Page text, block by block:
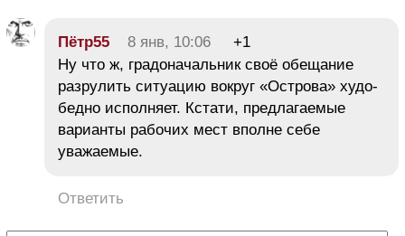
Пётр55 8 янв, 10:06
+1
Ну что ж, градоначальник своё обещание
разрулить ситуацию вокруг «Острова» худо-
бедно исполняет. Кстати, предлагаемые
варианты рабочих мест вполне себе
уважаемые.
Ответить